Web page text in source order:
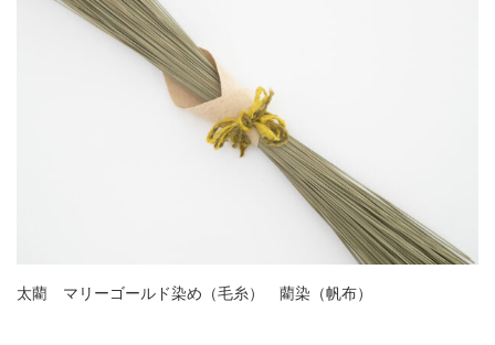
太藺 マリーゴールド染め（毛糸） 藺染（帆布）